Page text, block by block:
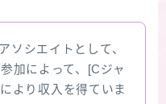
ソシエイトとして、
加によって、[Cジャ
より収入を得ていま